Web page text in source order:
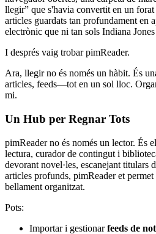
llegir” que s'havia convertit en un
articles guardats tan profundament en
electrònic que ni tan sols Indiana
I després vaig trobar pimReader.
Ara, llegir no és només un hàbit. És
articles, feeds—tot en un sol lloc.
mi.
Un Hub per Regnar Tots
pimReader no és només un lector. És
lectura, curador de contingut i
devorant novel·les, escanejant titulars
articles profunds, pimReader et
bellament organitzat.
Pots:
Importar i gestionarfeeds de